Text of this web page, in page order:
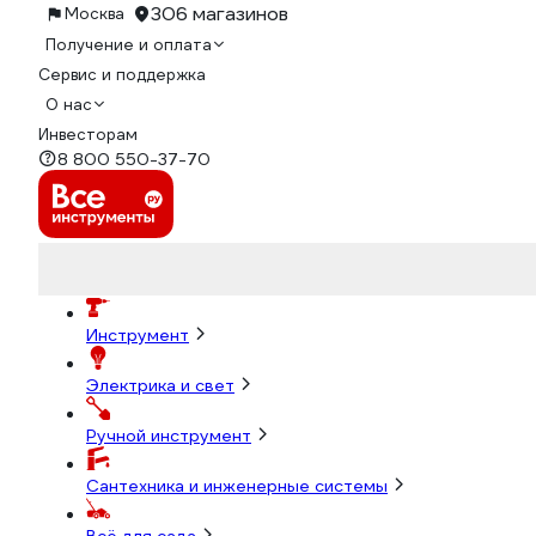
Москва 306 магазинов
Получение и оплата
Сервис и поддержка
О нас
Инвесторам
8 800 550-37-70
Инструмент
Электрика и свет
Ручной инструмент
Сантехника и инженерные системы